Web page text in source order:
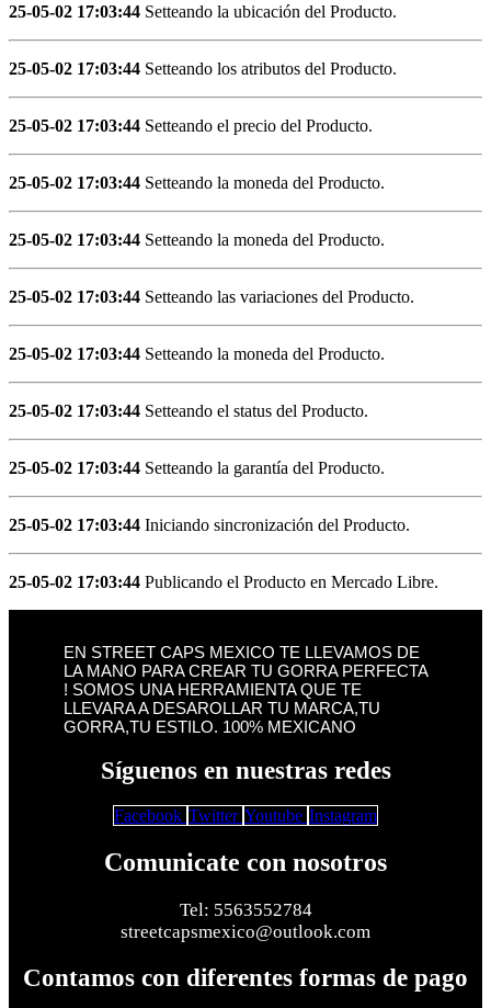
25-05-02 17:03:44 Setteando la ubicación del Producto.
25-05-02 17:03:44 Setteando los atributos del Producto.
25-05-02 17:03:44 Setteando el precio del Producto.
25-05-02 17:03:44 Setteando la moneda del Producto.
25-05-02 17:03:44 Setteando la moneda del Producto.
25-05-02 17:03:44 Setteando las variaciones del Producto.
25-05-02 17:03:44 Setteando la moneda del Producto.
25-05-02 17:03:44 Setteando el status del Producto.
25-05-02 17:03:44 Setteando la garantía del Producto.
25-05-02 17:03:44 Iniciando sincronización del Producto.
25-05-02 17:03:44 Publicando el Producto en Mercado Libre.
EN STREET CAPS MEXICO TE LLEVAMOS DE
LA MANO PARA CREAR TU GORRA PERFECTA
! SOMOS UNA HERRAMIENTA QUE TE
LLEVARA A DESAROLLAR TU MARCA,TU
GORRA,TU ESTILO. 100% MEXICANO
Síguenos en nuestras redes
Facebook Twitter Youtube Instagram
Comunicate con nosotros
Tel: 5563552784
streetcapsmexico@outlook.com
Contamos con diferentes formas de pago